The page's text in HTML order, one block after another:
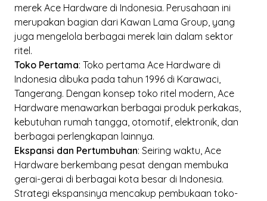
merek Ace Hardware di Indonesia. Perusahaan ini
merupakan bagian dari Kawan Lama Group, yang
juga mengelola berbagai merek lain dalam sektor
ritel.
Toko Pertama: Toko pertama Ace Hardware di
Indonesia dibuka pada tahun 1996 di Karawaci,
Tangerang. Dengan konsep toko ritel modern, Ace
Hardware menawarkan berbagai produk perkakas,
kebutuhan rumah tangga, otomotif, elektronik, dan
berbagai perlengkapan lainnya.
Ekspansi dan Pertumbuhan: Seiring waktu, Ace
Hardware berkembang pesat dengan membuka
gerai-gerai di berbagai kota besar di Indonesia.
Strategi ekspansinya mencakup pembukaan toko-